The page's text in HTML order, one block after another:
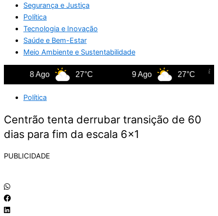
Segurança e Justiça
Política
Tecnologia e Inovação
Saúde e Bem-Estar
Meio Ambiente e Sustentabilidade
8 Ago 27°C 9 Ago 27°C
Política
Centrão tenta derrubar transição de 60
dias para fim da escala 6×1
PUBLICIDADE